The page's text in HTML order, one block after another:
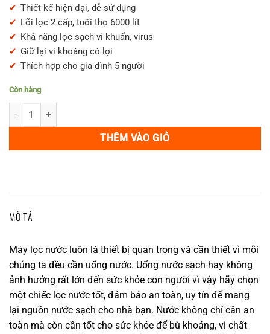
Thiết kế hiện đại, dễ sử dụng
Lõi lọc 2 cấp, tuổi thọ 6000 lít
Khả năng lọc sạch vi khuẩn, virus
Giữ lại vi khoáng có lợi
Thích hợp cho gia đình 5 người
Còn hàng
Máy lọc nước LeveLuk SD501 nội địa Nhật Bản số lượng
THÊM VÀO GIỎ
MÔ TẢ
Máy lọc nước luôn là thiết bị quan trọng và cần thiết vì mỗi
chúng ta đều cần uống nước. Uống nước sạch hay không
ảnh hưởng rất lớn đến sức khỏe con người vì vậy hãy chọn
một chiếc lọc nước tốt, đảm bảo an toàn, uy tín để mang
lại nguồn nước sạch cho nhà bạn. Nước không chỉ cần an
toàn mà còn cần tốt cho sức khỏe để bù khoáng, vi chất